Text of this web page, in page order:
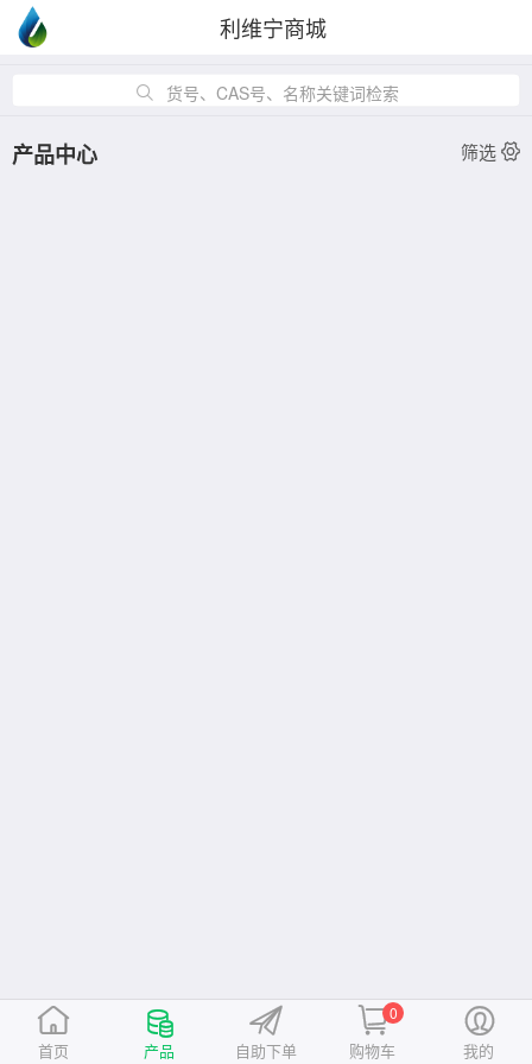
利维宁商城
货号、CAS号、名称关键词检索
产品中心 筛选
首页 产品 自助下单
0
购物车 我的